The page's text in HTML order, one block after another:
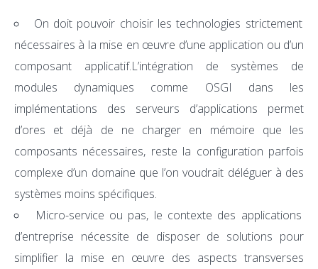
On doit pouvoir choisir les technologies strictement
nécessaires à la mise en œuvre d’une application ou d’un
composant applicatif.L’intégration de systèmes de
modules dynamiques comme OSGI dans les
implémentations des serveurs d’applications permet
d’ores et déjà de ne charger en mémoire que les
composants nécessaires, reste la configuration parfois
complexe d’un domaine que l’on voudrait déléguer à des
systèmes moins spécifiques.
Micro-service ou pas, le contexte des applications
d’entreprise nécessite de disposer de solutions pour
simplifier la mise en œuvre des aspects transverses